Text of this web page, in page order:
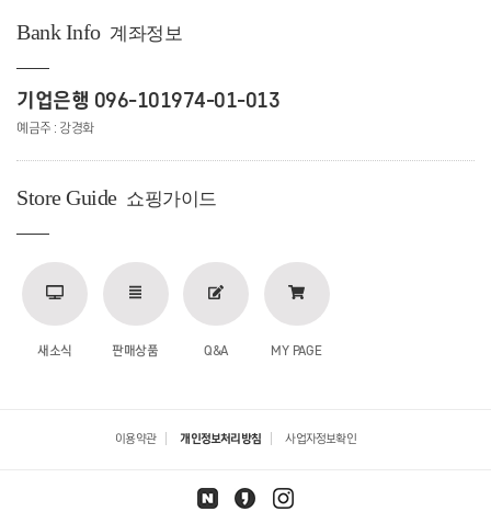
Bank Info 계좌정보
기업은행 096-101974-01-013
예금주 : 강경화
Store Guide 쇼핑가이드
새소식 판매상품 Q&A MY PAGE
이용약관 개인정보처리방침 사업자정보확인